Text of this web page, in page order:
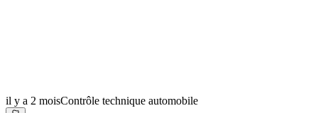
il y a 2 moisContrôle technique automobile